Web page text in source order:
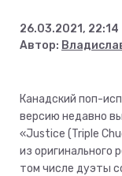
26.03.2021, 22:14
Автор:
Канадский поп-
версию недавно
«Justice (Triple
из оригинального
том числе дуэты